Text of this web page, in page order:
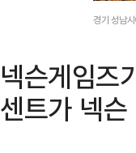
경기 성남
넥슨게임즈
센트가 넥